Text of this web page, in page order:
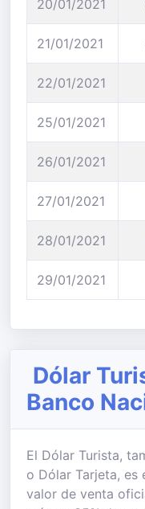
20/01/2021
21/01/2021
22/01/2021
25/01/2021
26/01/2021
27/01/2021
28/01/2021
29/01/2021
Dólar
Banco
El Dólar Turista,
o Dólar Tarjeta, es
valor de venta